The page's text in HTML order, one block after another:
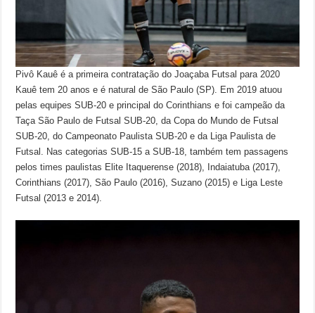
Pivô Kauê é a primeira contratação do Joaçaba Futsal para 2020
Kauê tem 20 anos e é natural de São Paulo (SP). Em 2019 atuou
pelas equipes SUB-20 e principal do Corinthians e foi campeão da
Taça São Paulo de Futsal SUB-20, da Copa do Mundo de Futsal
SUB-20, do Campeonato Paulista SUB-20 e da Liga Paulista de
Futsal. Nas categorias SUB-15 a SUB-18, também tem passagens
pelos times paulistas Elite Itaquerense (2018), Indaiatuba (2017),
Corinthians (2017), São Paulo (2016), Suzano (2015) e Liga Leste
Futsal (2013 e 2014).